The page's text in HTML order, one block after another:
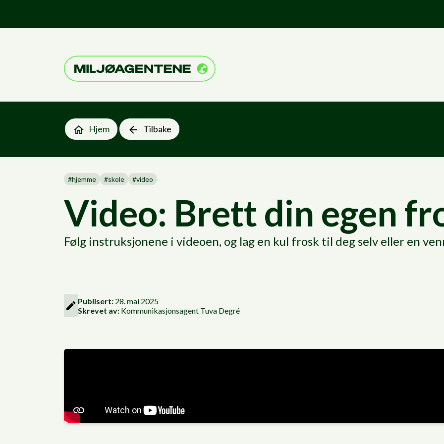
Til forsiden
Hjem Tilbake
#hjemme #skole #video
Video: Brett din egen
Følg instruksjonene i videoen, og lag en kul frosk til deg selv eller en
Publisert: 28. mai 2025
Skrevet av: Kommunikasjonsagent Tuva Degré